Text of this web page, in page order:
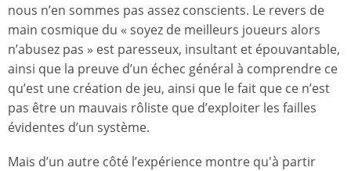
nous n’en sommes pas assez conscients. Le revers de
main cosmique du « soyez de meilleurs joueurs alors
n’abusez pas » est paresseux, insultant et épouvantable,
ainsi que la preuve d’un échec général à comprendre ce
qu’est une création de jeu, ainsi que le fait que ce n’est
pas être un mauvais rôliste que d’exploiter les failles
évidentes d’un système.
Mais d’un autre côté l’expérience montre qu'à partir